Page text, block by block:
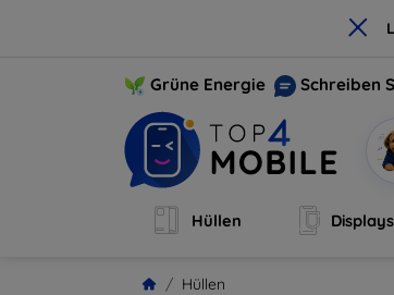
×
Grüne Energie Schreiben
Hüllen
Hüllen